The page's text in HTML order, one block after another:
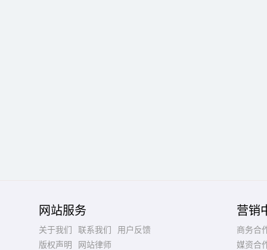
网站服务
关于我们 联系我们
用户反馈
版权声明
网站律师
营销
商务合
媒资合